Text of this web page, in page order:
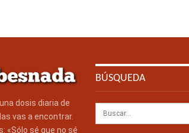
dosis diaria de
vas a encontrar.
«Sólo sé que no sé
BÚSQUEDA